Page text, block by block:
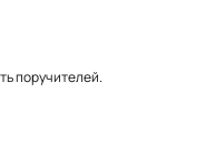
поручителей.